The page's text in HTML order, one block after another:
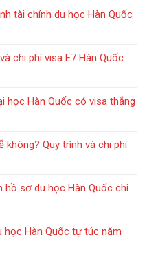
tài chính du học Hàn Quốc
chi phí visa E7 Hàn Quốc
học Hàn Quốc có visa thẳng
Quy trình và chi phí
sơ du học Hàn Quốc chi
Hàn Quốc tự túc năm